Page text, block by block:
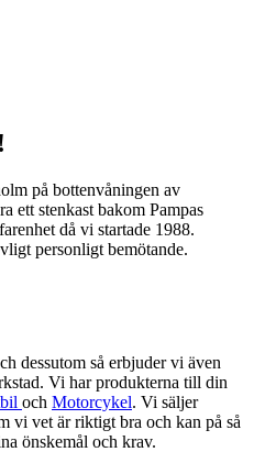
på bottenvåningen av
ett stenkast bakom Pampas
då vi startade 1988.
personligt bemötande.
dessutom så erbjuder vi även
Vi har produkterna till din
och Motorcykel. Vi säljer
vi vet är riktigt bra och kan på så
önskemål och krav.